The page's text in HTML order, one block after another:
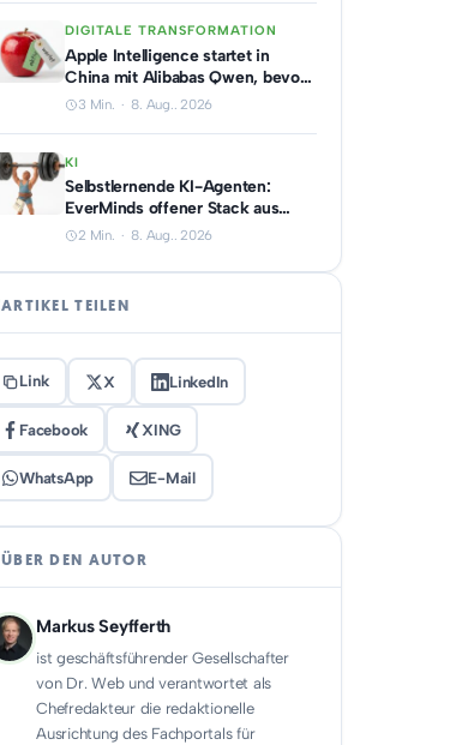
DIGITALE TRANSFORMATION
Apple Intelligence startet in
China mit Alibabas Qwen, bevor
die EU sie bekommt
3 Min. · 8. Aug.. 2026
KI
Selbstlernende KI-Agenten:
EverMinds offener Stack aus
China lernt aus jedem Fehler
2 Min. · 8. Aug.. 2026
ARTIKEL TEILEN
Link X LinkedIn
Facebook XING
WhatsApp E-Mail
ÜBER DEN AUTOR
Markus Seyfferth
ist geschäftsführender Gesellschafter
von Dr. Web und verantwortet als
Chefredakteur die redaktionelle
Ausrichtung des Fachportals für